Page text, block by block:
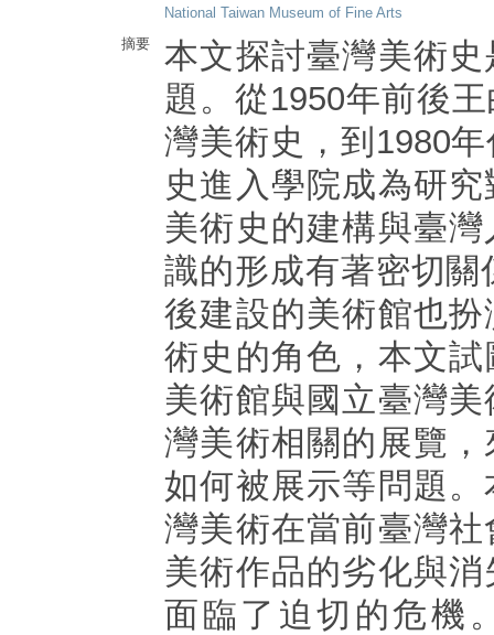
National Taiwan Museum of Fine Arts
摘要
本文探討臺灣美術
題。從1950年前後
灣美術史，到1980
史進入學院成為研
美術史的建構與臺
識的形成有著密切關
後建設的美術館也
術史的角色，本文
美術館與國立臺灣
灣美術相關的展覽
如何被展示等問題
灣美術在當前臺灣
美術作品的劣化與
面臨了迫切的危機